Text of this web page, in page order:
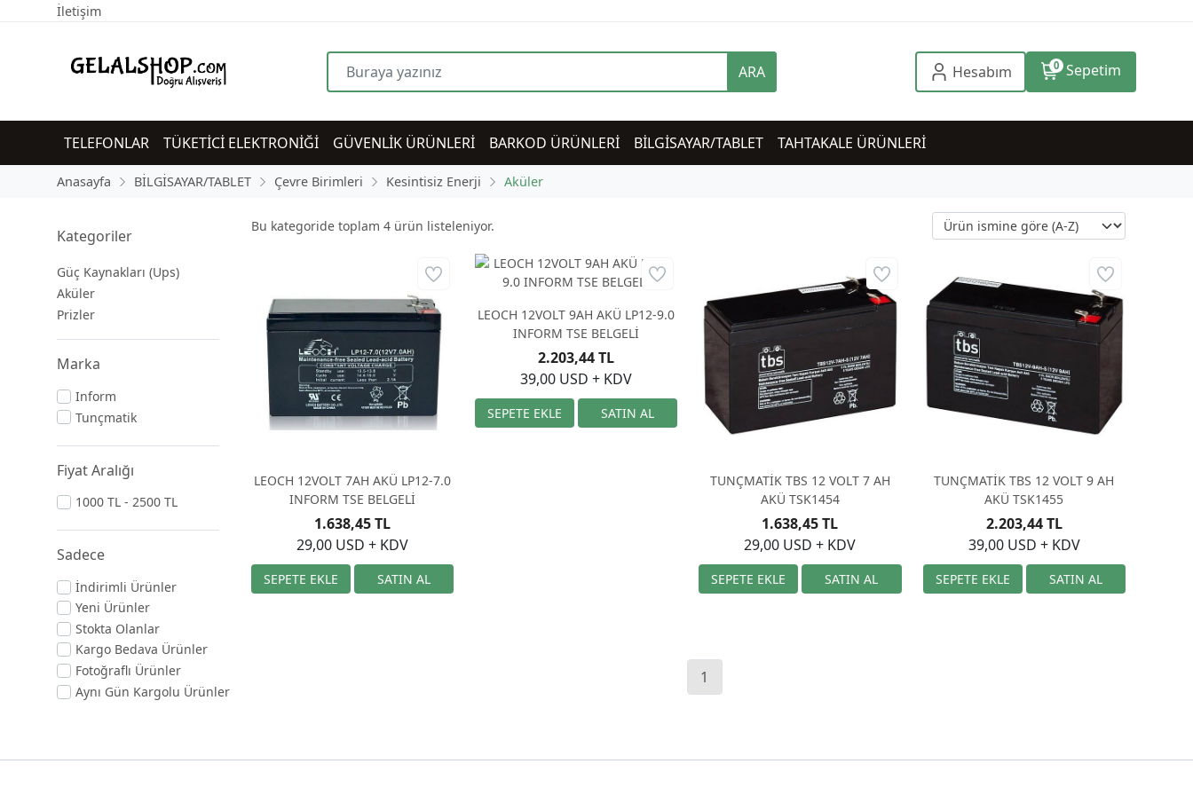
İletişim
ARA Hesabım 0 Sepetim
TELEFONLAR TÜKETİCİ ELEKTRONİĞİ GÜVENLİK ÜRÜNLERİ BARKOD ÜRÜNLERİ BİLGİSAYAR/TABLET TAHTAKALE ÜRÜNLERİ
Anasayfa BİLGİSAYAR/TABLET Çevre Birimleri Kesintisiz Enerji Aküler
Kategoriler
Güç Kaynakları (Ups)
Aküler
Prizler
Marka
Inform
Tunçmatik
Fiyat Aralığı
1000 TL - 2500 TL
Sadece
İndirimli Ürünler
Yeni Ürünler
Stokta Olanlar
Kargo Bedava Ürünler
Fotoğraflı Ürünler
Aynı Gün Kargolu Ürünler
Bu kategoride toplam 4ürün listeleniyor.
LEOCH 12VOLT 7AH AKÜ LP12-7.0
INFORM TSE BELGELİ
29,00 USD + KDV
1.638,45 TL
LEOCH 12VOLT 9AH AKÜ LP12-9.0
INFORM TSE BELGELİ
39,00 USD + KDV
2.203,44 TL
TUNÇMATİK TBS 12 VOLT 7 AH
AKÜ TSK1454
29,00 USD + KDV
1.638,45 TL
TUNÇMATİK TBS 12 VOLT 9 AH
AKÜ TSK1455
39,00 USD + KDV
2.203,44 TL
1